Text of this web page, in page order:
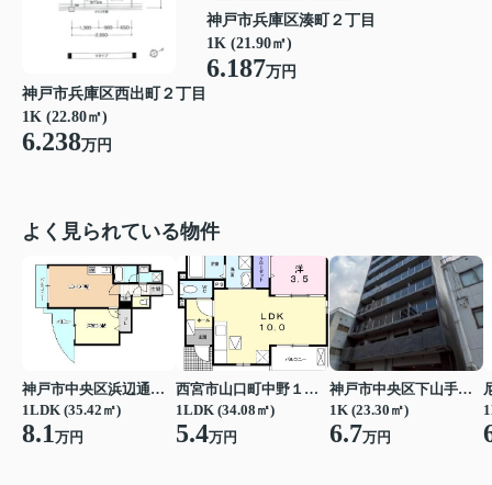
神戸市兵庫区西出町２丁目
1K (22.80㎡)
6.238万円
神戸市兵庫区湊町２丁目
1K (21.90㎡)
6.187万円
よく見られている物件
神戸市中央区浜辺通３丁目
1LDK (35.42㎡)
8.1万円
西宮市山口町中野１丁目
1LDK (34.08㎡)
5.4万円
神戸市中央区下山手通７丁目
1K (23.30㎡)
6.7万円